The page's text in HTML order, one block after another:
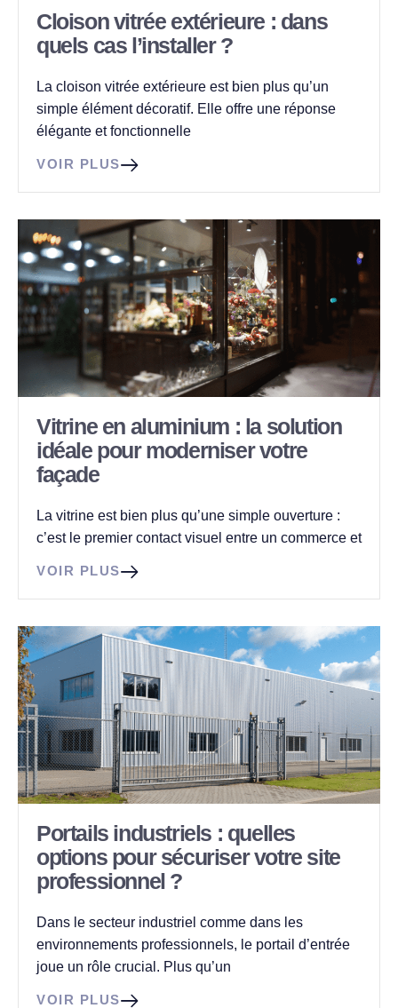
Cloison vitrée extérieure : dans
quels cas l’installer ?
La cloison vitrée extérieure est bien plus qu’un
simple élément décoratif. Elle offre une réponse
élégante et fonctionnelle
VOIR PLUS
Vitrine en aluminium : la solution
idéale pour moderniser votre
façade
La vitrine est bien plus qu’une simple ouverture :
c’est le premier contact visuel entre un commerce et
VOIR PLUS
Portails industriels : quelles
options pour sécuriser votre site
professionnel ?
Dans le secteur industriel comme dans les
environnements professionnels, le portail d’entrée
joue un rôle crucial. Plus qu’un
VOIR PLUS